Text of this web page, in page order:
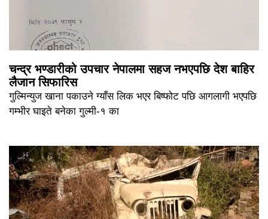
चन्द्र भण्डारीको उपचार नेपालमा सहज नभएपछि देश बाहिर
लैजान सिफारिस
गुल्मिन्युज खाना पकाउने ग्याँस लिक भएर बिष्फोट पछि आगलागी भएपछि
गम्भीर घाइते बनेका गुल्मी-१ का